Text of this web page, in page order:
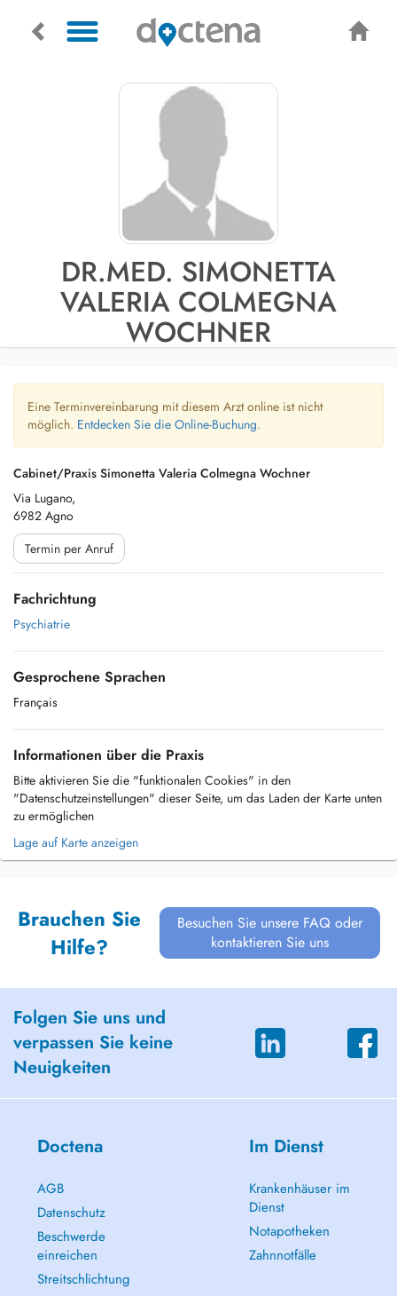
DR.MED. SIMONETTA
VALERIA COLMEGNA
WOCHNER
Eine Terminvereinbarung mit diesem Arzt online ist nicht
möglich. Entdecken Sie die Online-Buchung.
Cabinet/Praxis Simonetta Valeria Colmegna Wochner
Via Lugano,
6982 Agno
Termin per Anruf
Fachrichtung
Psychiatrie
Gesprochene Sprachen
Français
Informationen über die Praxis
Bitte aktivieren Sie die "funktionalen Cookies" in den
"Datenschutzeinstellungen" dieser Seite, um das Laden der Karte unten
zu ermöglichen
Lage auf Karte anzeigen
Brauchen Sie
Hilfe?
Besuchen Sie unsere FAQ oder
kontaktieren Sie uns
Folgen Sie uns und
verpassen Sie keine
Neuigkeiten
Doctena
AGB
Datenschutz
Beschwerde
einreichen
Streitschlichtung
Im Dienst
Krankenhäuser im
Dienst
Notapotheken
Zahnnotfälle